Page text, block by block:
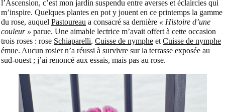
l’Ascension, c’est mon jardin suspendu entre averses et éclaircies qui
m’inspire. Quelques plantes en pot y jouent en ce printemps la gamme
du rose, auquel Pastoureau a consacré sa dernière « Histoire d’une
couleur » parue. Une aimable lectrice m’avait offert à cette occasion
trois roses : rose Schiaparelli, Cuisse de nymphe et Cuisse de nymphe
émue. Aucun rosier n’a réussi à survivre sur la terrasse exposée au
sud-ouest ; j’ai renoncé aux essais, mais pas au rose.